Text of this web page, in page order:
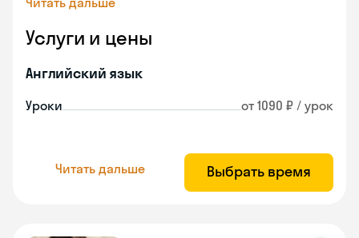
Услуги и цены
Английский язык
Уроки от 1090 ₽ / урок
Читать дальше Выбрать время